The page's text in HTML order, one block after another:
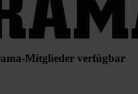
Mitglieder verfügbar